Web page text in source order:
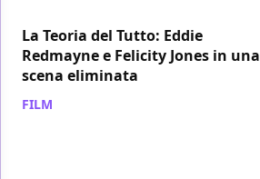
La Teoria del Tutto: Eddie
Redmayne e Felicity Jones in una
scena eliminata
FILM